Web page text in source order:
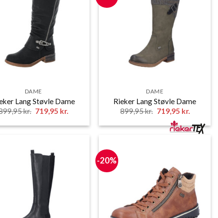
DAME
Lang Støvle Dame
kr. Den
oprindelige
pris
719,95 kr.
pris
DAME
Rieker Lang Støvle Dame
899,95kr. Den
oprindelige
pris
719,95 kr.
pris
er:
-20%